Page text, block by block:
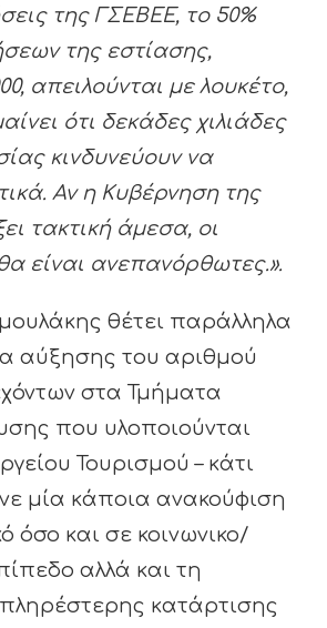
της ΓΣΕΒΕΕ, το 50%
της εστίασης,
απειλούνται με λουκέτο,
ότι δεκάδες χιλιάδες
κινδυνεύουν να
Αν η Κυβέρνηση της
τακτική άμεσα, οι
είναι ανεπανόρθωτες.».
θέτει παράλληλα
αύξησης του αριθμού
στα Τμήματα
που υλοποιούνται
Τουρισμού – κάτι
μία κάποια ανακούφιση
όσο και σε κοινωνικο/
αλλά και τη
κατάρτισης